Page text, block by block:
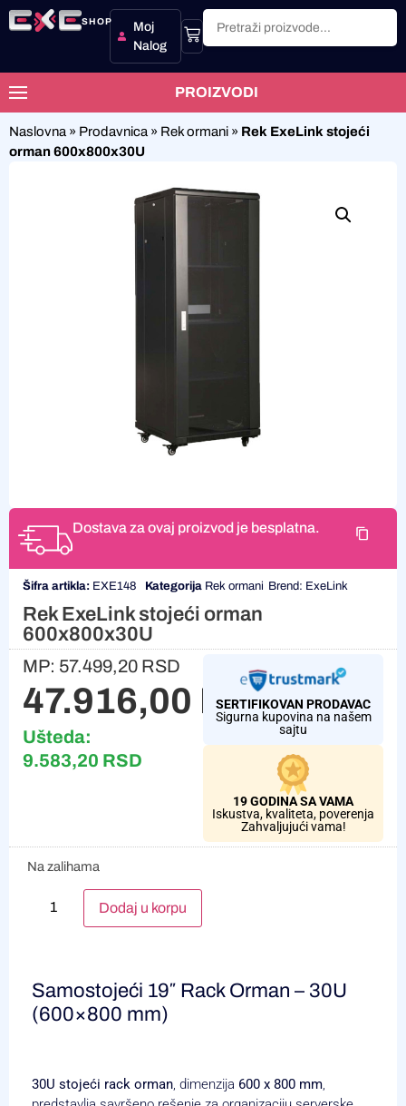
SHOP
Moj
Nalog
PROIZVODI
Naslovna » Prodavnica » Rek ormani » Rek ExeLink stojeći
orman 600x800x30U
Dostava za ovaj proizvod je besplatna.
Šifra artikla: EXE148 Kategorija Rek ormani Brend: ExeLink
Rek ExeLink stojeći orman
600x800x30U
MP: 57.499,20 RSD
47.916,00 RSD
Ušteda:
9.583,20 RSD
SERTIFIKOVAN PRODAVAC
Sigurna kupovina na našem
sajtu
19 GODINA SA VAMA
Iskustva, kvaliteta, poverenja
Zahvaljujući vama!
Na zalihama
Dodaj u korpu
Samostojeći 19″ Rack Orman – 30U
(600×800 mm)
30U stojeći rack orman, dimenzija 600 x 800 mm,